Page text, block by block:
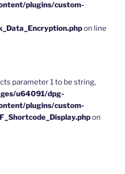
plugins/custom-
on line
parameter 1 to be string,
u64091/dpg-
plugins/custom-
on